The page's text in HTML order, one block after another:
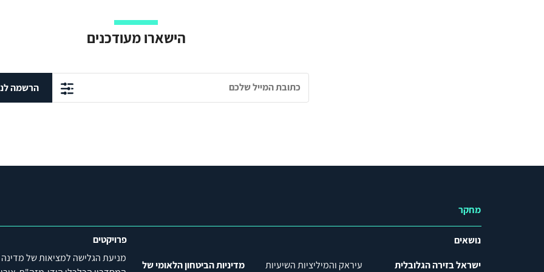
הישארו מעודכנים
הרשמה
מחקר
נושאים
ישראל בזירה הגלובלית
עיראק והמיליציות השיעיות
מדיניות הביטחון הלאומי של
פרויקטים
מניעת הגלישה למציאות של